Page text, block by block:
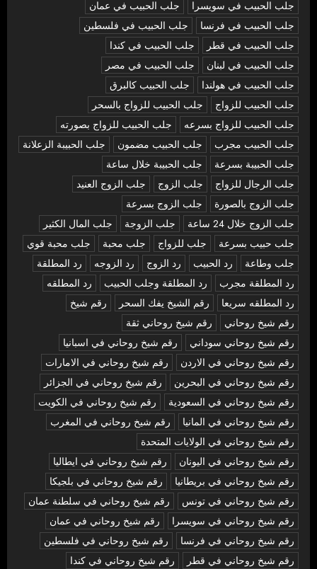
جلب الحبيب في سويسرا
جلب الحبيب في عمان
جلب الحبيب في فرنسا
جلب الحبيب في فلسطين
جلب الحبيب في قطر
جلب الحبيب في كندا
جلب الحبيب في لبنان
جلب الحبيب في مصر
جلب الحبيب في هولندا
جلب الحبيب كالبرق
جلب الحبيب للزواج
جلب الحبيب للزواج بالسحر
جلب الحبيب للزواج بسرعه
جلب الحبيب للزواج بصورته
جلب الحبيب مجرب
جلب الحبيب مضمون
جلب الحبيبة الزعلانة
جلب الحبيبة بسرعة
جلب الحبيبة خلال ساعة
جلب الرجال للزواج
جلب الزوج
جلب الزوج العنيد
جلب الزوج بالصورة
جلب الزوج بسرعة
جلب الزوج خلال 24 ساعة
جلب الزوجة
جلب المال الكثير
جلب حبيب بسرعة
جلب للزواج جلب محبة
جلب محبة قوي
جلب وطاعة
رد الحبيب رد الزوج رد الزوجه
رد المطلقة
رد المطلقة مجرب
رد المطلقة وجلب الحبيب
رد المطلقه
رد المطلقه سريعا
رقم الشيخ يفك السحر
رقم شيخ
رقم شيخ روحاني
رقم شيخ روحاني ثقة
رقم شيخ روحاني سوداني
رقم شيخ روحاني في اسبانيا
رقم شيخ روحاني في الاردن
رقم شيخ روحاني في الامارات
رقم شيخ روحاني في البحرين
رقم شيخ روحاني في الجزائر
رقم شيخ روحاني في السعودية
رقم شيخ روحاني في الكويت
رقم شيخ روحاني في المانيا
رقم شيخ روحاني في المغرب
رقم شيخ روحاني في الولايات المتحدة
رقم شيخ روحاني في اليونان
رقم شيخ روحاني في ايطاليا
رقم شيخ روحاني في بريطانيا
رقم شيخ روحاني في بلجيكا
رقم شيخ روحاني في تونس
رقم شيخ روحاني في سلطنة عمان
رقم شيخ روحاني في سويسرا
رقم شيخ روحاني في عمان
رقم شيخ روحاني في فرنسا
رقم شيخ روحاني في فلسطين
رقم شيخ روحاني في قطر
رقم شيخ روحاني في كندا